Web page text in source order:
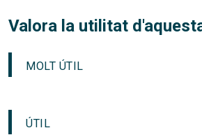
Valora la utilitat
MOLT ÚTIL
ÚTIL